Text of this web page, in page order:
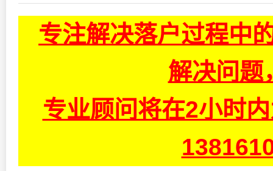
专注解决落户过程中
解决问题
专业顾问将在2小时